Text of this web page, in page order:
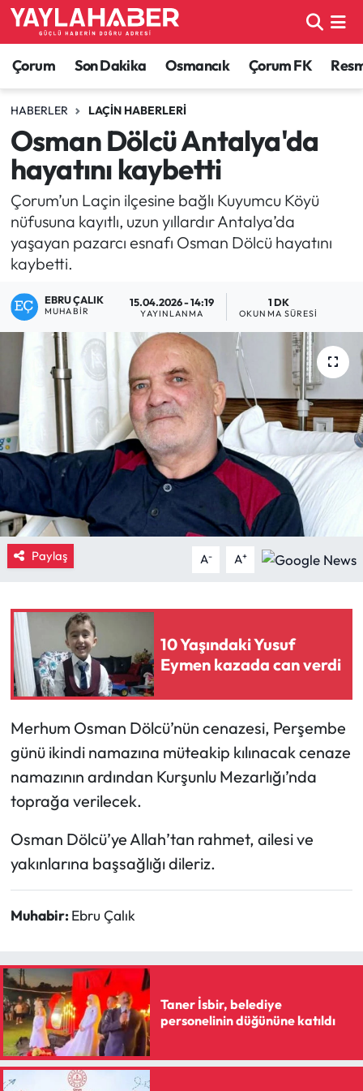
Çorum Son Dakika Osmancık Çorum FK
HABERLER LAÇIN HABERLERI
Osman Dölcü Antalya'da
hayatını kaybetti
Çorum’un Laçin ilçesine bağlı Kuyumcu Köyü
nüfusuna kayıtlı, uzun yıllardır Antalya’da
yaşayan pazarcı esnafı Osman Dölcü hayatını
kaybetti.
EBRU ÇALIK
MUHABIR
15.04.2026 - 14:19
YAYINLANMA
1 DK
OKUNMA SÜRESI
Paylaş A- A+
10 Yaşındaki Yusuf
Eymen kazada can verdi
Merhum Osman Dölcü’nün cenazesi, Perşembe
günü ikindi namazına müteakip kılınacak cenaze
namazının ardından Kurşunlu Mezarlığı’nda
toprağa verilecek.
Osman Dölcü’ye Allah’tan rahmet, ailesi ve
yakınlarına başsağlığı dileriz.
Muhabir: Ebru Çalık
Taner İsbir, belediye
personelinin düğününe katıldı
Alaca Haberleri
Bayat Haberleri
Bilgi - Keşfet Haberleri
Bilim ve Teknoloji
Boğazkale Haberleri
Çorum Haberleri
Çorum Son Dakika Haberleri
Dodurga Haberleri
Eğitim
Ekonomi
Güncel
İskilip Haberleri
Kargı Haberleri
Kültür Sanat
Laçin Haberleri
Magazin
Oğuzlar Haberleri
Ortaköy Haberleri
Osmancık Haberleri
Resmi İlan
Resmi Reklam
Sağlık
Çorum Nöbetçi Eczaneler
Çorum Hava Durumu
Çorum Namaz Vakitleri
Çorum Trafik Yoğunluk Haritası
TFF 1.Lig Puan Durumu ve Fikstür
Tüm Manşetler
Son Dakika Haberleri
Haber Arşivi